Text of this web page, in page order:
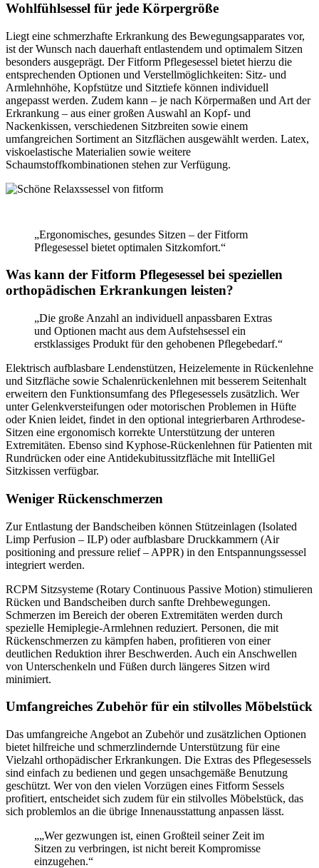
Wohlfühlsessel für jede Körpergröße
Liegt eine schmerzhafte Erkrankung des Bewegungsapparates vor,
ist der Wunsch nach dauerhaft entlastendem und optimalem Sitzen
besonders ausgeprägt. Der Fitform Pflegesessel bietet hierzu die
entsprechenden Optionen und Verstellmöglichkeiten: Sitz- und
Armlehnhöhe, Kopfstütze und Sitztiefe können individuell
angepasst werden. Zudem kann – je nach Körpermaßen und Art der
Erkrankung – aus einer großen Auswahl an Kopf- und
Nackenkissen, verschiedenen Sitzbreiten sowie einem
umfangreichen Sortiment an Sitzflächen ausgewählt werden. Latex,
viskoelastische Materialien sowie weitere
Schaumstoffkombinationen stehen zur Verfügung.
„Ergonomisches, gesundes Sitzen – der Fitform
Pflegesessel bietet optimalen Sitzkomfort.“
Was kann der Fitform Pflegesessel bei speziellen
orthopädischen Erkrankungen leisten?
„Die große Anzahl an individuell anpassbaren Extras
und Optionen macht aus dem Aufstehsessel ein
erstklassiges Produkt für den gehobenen Pflegebedarf.“
Elektrisch aufblasbare Lendenstützen, Heizelemente in Rückenlehne
und Sitzfläche sowie Schalenrückenlehnen mit besserem Seitenhalt
erweitern den Funktionsumfang des Pflegesessels zusätzlich. Wer
unter Gelenkversteifungen oder motorischen Problemen in Hüfte
oder Knien leidet, findet in den optional integrierbaren Arthrodese-
Sitzen eine ergonomisch korrekte Unterstützung der unteren
Extremitäten. Ebenso sind Kyphose-Rückenlehnen für Patienten mit
Rundrücken oder eine Antidekubitussitzfläche mit IntelliGel
Sitzkissen verfügbar.
Weniger Rückenschmerzen
Zur Entlastung der Bandscheiben können Stützeinlagen (Isolated
Limp Perfusion – ILP) oder aufblasbare Druckkammern (Air
positioning and pressure relief – APPR) in den Entspannungssessel
integriert werden.
RCPM Sitzsysteme (Rotary Continuous Passive Motion) stimulieren
Rücken und Bandscheiben durch sanfte Drehbewegungen.
Schmerzen im Bereich der oberen Extremitäten werden durch
spezielle Hemiplegie-Armlehnen reduziert. Personen, die mit
Rückenschmerzen zu kämpfen haben, profitieren von einer
deutlichen Reduktion ihrer Beschwerden. Auch ein Anschwellen
von Unterschenkeln und Füßen durch längeres Sitzen wird
minimiert.
Umfangreiches Zubehör für ein stilvolles Möbelstück
Das umfangreiche Angebot an Zubehör und zusätzlichen Optionen
bietet hilfreiche und schmerzlindernde Unterstützung für eine
Vielzahl orthopädischer Erkrankungen. Die Extras des Pflegesessels
sind einfach zu bedienen und gegen unsachgemäße Benutzung
geschützt. Wer von den vielen Vorzügen eines Fitform Sessels
profitiert, entscheidet sich zudem für ein stilvolles Möbelstück, das
sich problemlos an die übrige Innenausstattung anpassen lässt.
„„Wer gezwungen ist, einen Großteil seiner Zeit im
Sitzen zu verbringen, ist nicht bereit Kompromisse
einzugehen.“